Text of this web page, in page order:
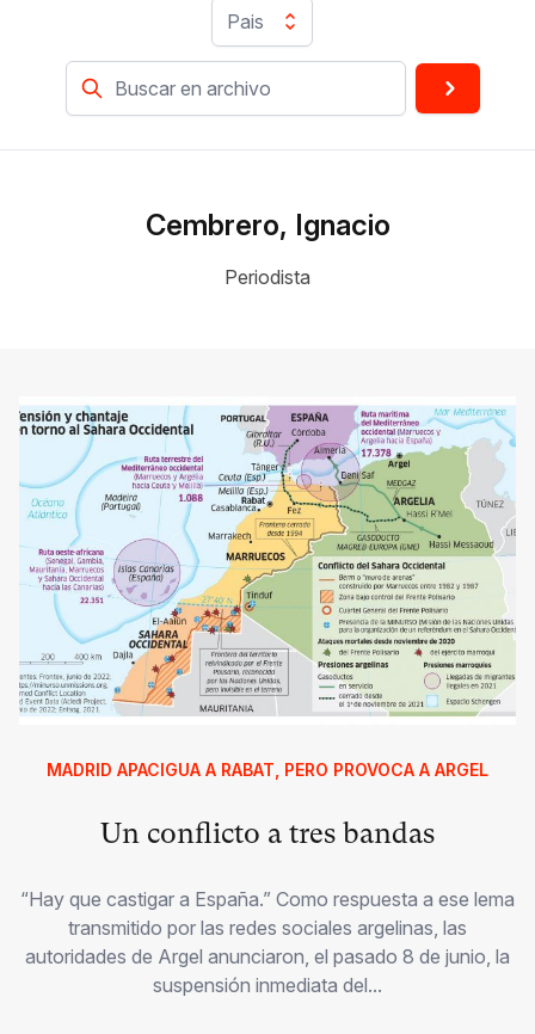
Pais
Cembrero, Ignacio
Periodista
MADRID APACIGUA A RABAT, PERO PROVOCA A ARGEL
Un conflicto a tres bandas
“Hay que castigar a España.” Como respuesta a ese lema
transmitido por las redes sociales argelinas, las
autoridades de Argel anunciaron, el pasado 8 de junio, la
suspensión inmediata del...